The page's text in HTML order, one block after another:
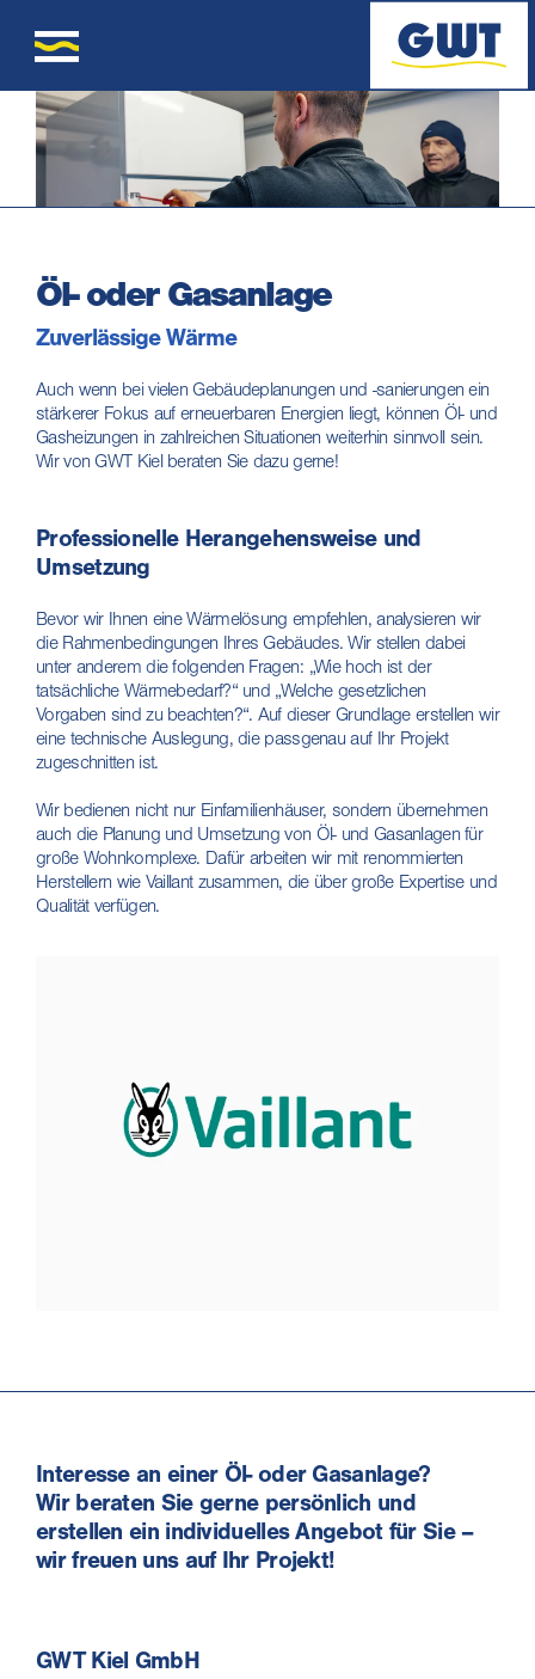
Öl- oder Gasanlage
Zuverlässige Wärme
Auch wenn bei vielen Gebäudeplanungen und -sanierungen ein
stärkerer Fokus auf erneuerbaren Energien liegt, können Öl- und
Gasheizungen in zahlreichen Situationen weiterhin sinnvoll sein.
Wir von GWT Kiel beraten Sie dazu gerne!
Professionelle Herangehensweise und
Umsetzung
Bevor wir Ihnen eine Wärmelösung empfehlen, analysieren wir
die Rahmenbedingungen Ihres Gebäudes. Wir stellen dabei
unter anderem die folgenden Fragen: „Wie hoch ist der
tatsächliche Wärmebedarf?“ und „Welche gesetzlichen
Vorgaben sind zu beachten?“. Auf dieser Grundlage erstellen wir
eine technische Auslegung, die passgenau auf Ihr Projekt
zugeschnitten ist.
Wir bedienen nicht nur Einfamilienhäuser, sondern übernehmen
auch die Planung und Umsetzung von Öl- und Gasanlagen für
große Wohnkomplexe. Dafür arbeiten wir mit renommierten
Herstellern wie Vaillant zusammen, die über große Expertise und
Qualität verfügen.
Interesse an einer Öl- oder Gasanlage?
Wir beraten Sie gerne persönlich und
erstellen ein individuelles Angebot für Sie –
wir freuen uns auf Ihr Projekt!
GWT Kiel GmbH